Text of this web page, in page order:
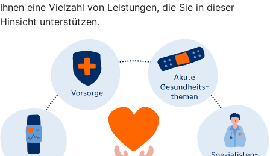
Ihnen eine Vielzahl von Leistungen, die Sie in dieser
Hinsicht unterstützen.